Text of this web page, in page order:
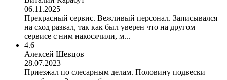
06.11.2025
Прекрасный сервис. Вежливый персонал. Записывался
на сход развал, так как был уверен что на другом
сервисе с ним накосячили, м...
4.6
Алексей Шевцов
28.07.2023
Приезжал по слесарным делам. Половину подвески